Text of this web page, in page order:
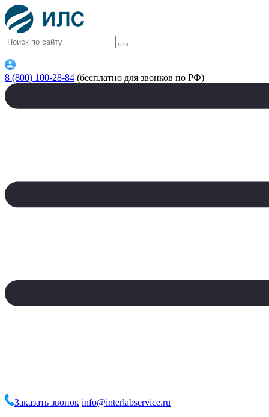
8 (800) 100-28-84 (бесплатно для звонков по РФ)
Заказать звонок info@interlabservice.ru